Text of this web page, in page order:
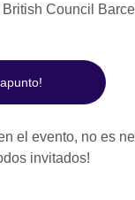
British Council
el evento, no es
invitados!